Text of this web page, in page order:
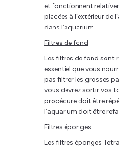
et fonctionnent
placées à l’extérieur
dans l’aquarium.
Filtres de fond
Les filtres de fond sont
essentiel que vous
pas filtrer les grosses
vous devrez sortir vos
procédure doit être
l’aquarium doit être
Filtres éponges
Les filtres éponges